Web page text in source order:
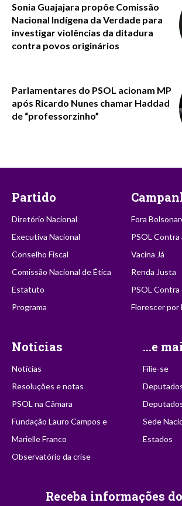
Sonia Guajajara propõe Comissão
Nacional Indígena da Verdade para
investigar violências da ditadura
contra povos originários
Parlamentares do PSOL acionam MP
após Ricardo Nunes chamar Haddad
de “professorzinho”
Partido
Diretório Nacional
Executiva Nacional
Conselho Fiscal
Comissão Nacional de Ética
Estatuto
Programa
Fora
PSOL Contra
Vacina Já
Renda Justa
PSOL
Florescer por
Notícias
Notícias
Resoluções e notas
PSOL na Câmara
Fundação Lauro Campos e
Marielle Franco
Observatório da crise
...e
Filie-se
Sede
Estados
Receba informações